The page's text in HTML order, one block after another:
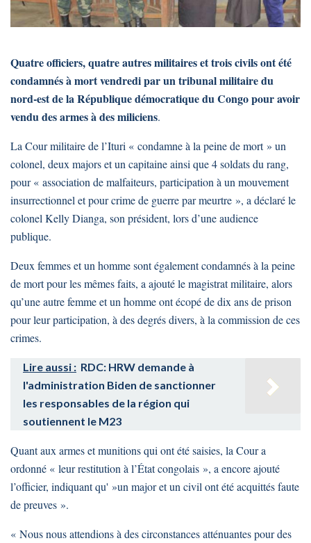
Quatre officiers, quatre autres militaires et trois civils ont été
condamnés à mort vendredi par un tribunal militaire du
nord-est de la République démocratique du Congo pour avoir
vendu des armes à des miliciens.
La Cour militaire de l’Ituri « condamne à la peine de mort » un
colonel, deux majors et un capitaine ainsi que 4 soldats du rang,
pour « association de malfaiteurs, participation à un mouvement
insurrectionnel et pour crime de guerre par meurtre », a déclaré le
colonel Kelly Dianga, son président, lors d’une audience
publique.
Deux femmes et un homme sont également condamnés à la peine
de mort pour les mêmes faits, a ajouté le magistrat militaire, alors
qu’une autre femme et un homme ont écopé de dix ans de prison
pour leur participation, à des degrés divers, à la commission de ces
crimes.
Lire aussi : RDC: HRW demande à
l'administration Biden de sanctionner
les responsables de la région qui
soutiennent le M23
Quant aux armes et munitions qui ont été saisies, la Cour a
ordonné « leur restitution à l’État congolais », a encore ajouté
l’officier, indiquant qu' »un major et un civil ont été acquittés faute
de preuves ».
« Nous nous attendions à des circonstances atténuantes pour des